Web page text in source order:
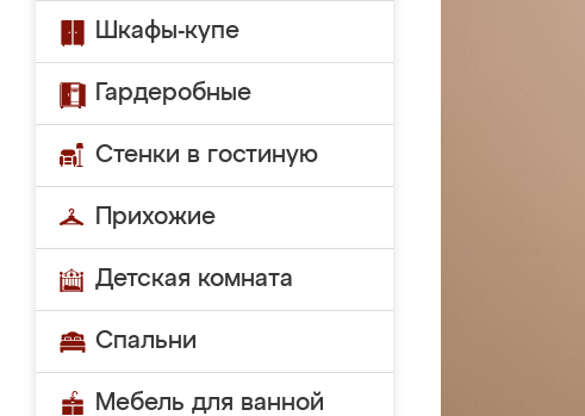
Шкафы-купе
Гардеробные
Стенки в гостиную
Прихожие
Детская комната
Спальни
Мебель для ванной